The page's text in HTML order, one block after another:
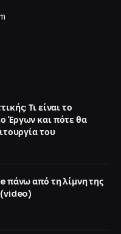
Τι είναι το
Έργων και πότε θα
του
πάνω από τη λίμνη της
(video)